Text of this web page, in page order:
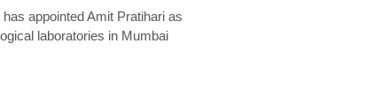
appointed Amit Pratihari as
laboratories in Mumbai